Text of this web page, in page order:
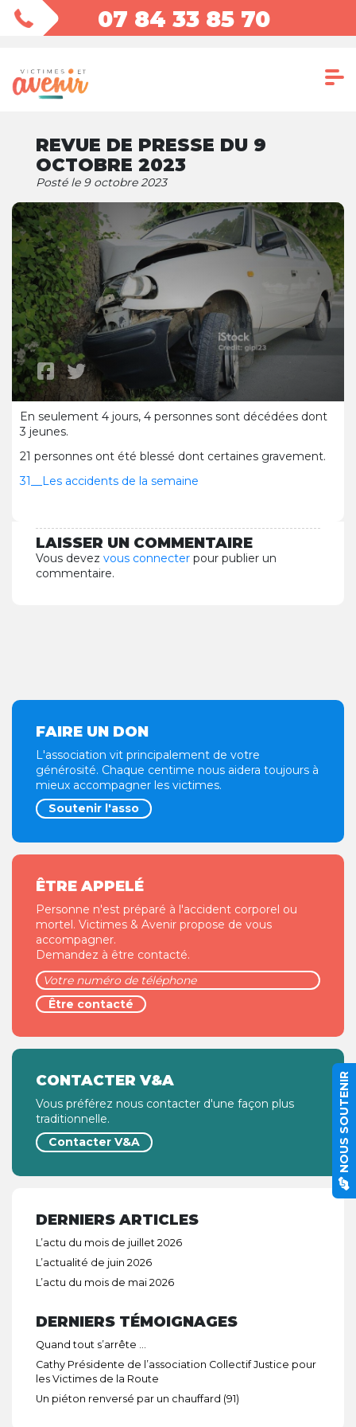
07 84 33 85 70
REVUE DE PRESSE DU 9
OCTOBRE 2023
Posté le 9 octobre 2023
En seulement 4 jours, 4 personnes sont décédées dont
3 jeunes.
21 personnes ont été blessé dont certaines gravement.
31__Les accidents de la semaine
LAISSER UN COMMENTAIRE
Vous devez vous connecter pour publier un
commentaire.
FAIRE UN DON
L'association vit principalement de votre
générosité. Chaque centime nous aidera toujours à
mieux accompagner les victimes.
Soutenir l'asso
ÊTRE APPELÉ
Personne n'est préparé à l'accident corporel ou
mortel. Victimes & Avenir propose de vous
accompagner.
Demandez à être contacté.
CONTACTER V&A
Vous préférez nous contacter d'une façon plus
traditionnelle.
Contacter V&A
DERNIERS ARTICLES
L’actu du mois de juillet 2026
L’actualité de juin 2026
L’actu du mois de mai 2026
DERNIERS TÉMOIGNAGES
Quand tout s’arrête …
Cathy Présidente de l’association Collectif Justice pour
les Victimes de la Route
Un piéton renversé par un chauffard (91)
NOUS SOUTENIR